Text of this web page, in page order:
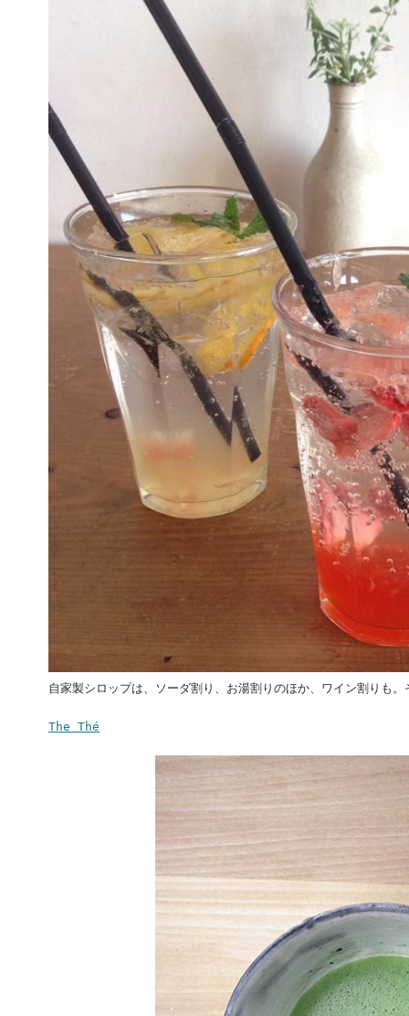
自家製シロップは、ソーダ割り、お湯割りのほか、ワイン割りも
The Thé